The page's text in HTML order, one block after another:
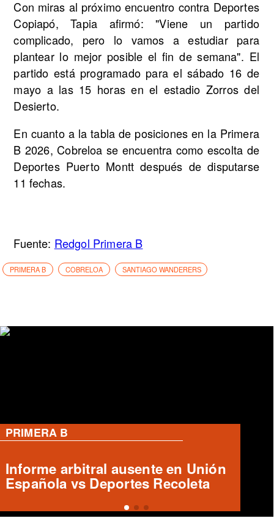
Con miras al próximo encuentro contra Deportes
Copiapó, Tapia afirmó: "Viene un partido
complicado, pero lo vamos a estudiar para
plantear lo mejor posible el fin de semana". El
partido está programado para el sábado 16 de
mayo a las 15 horas en el estadio Zorros del
Desierto.
En cuanto a la tabla de posiciones en la Primera
B 2026, Cobreloa se encuentra como escolta de
Deportes Puerto Montt después de disputarse
11 fechas.
Fuente: Redgol Primera B
PRIMERA B COBRELOA SANTIAGO WANDERERS
RANGERS
José Tomás Herrera en Rangers:
¿Qué futuro le espera?